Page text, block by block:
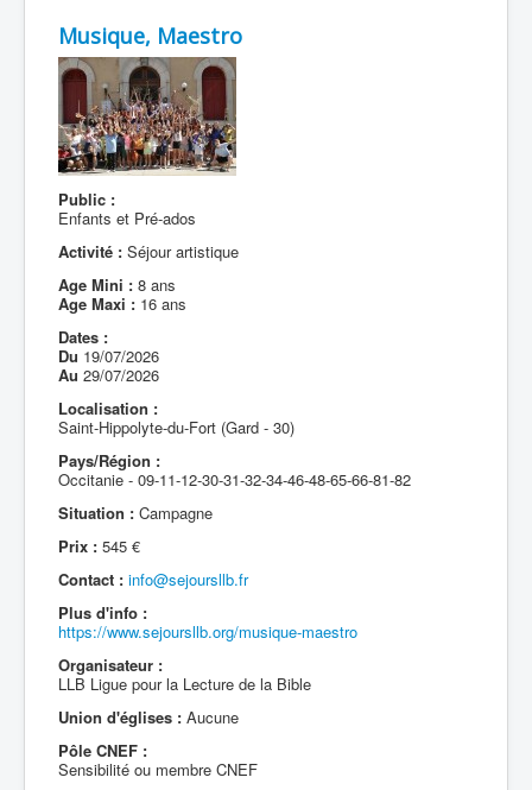
Musique, Maestro
Public :
Enfants et Pré-ados
Activité : Séjour artistique
Age Mini : 8 ans
Age Maxi : 16 ans
Dates :
Du 19/07/2026
Au 29/07/2026
Localisation :
Saint-Hippolyte-du-Fort (Gard - 30)
Pays/Région :
Occitanie - 09-11-12-30-31-32-34-46-48-65-66-81-82
Situation : Campagne
Prix : 545 €
Contact : info@sejoursllb.fr
Plus d'info :
https://www.sejoursllb.org/musique-maestro
Organisateur :
LLB Ligue pour la Lecture de la Bible
Union d'églises : Aucune
Pôle CNEF :
Sensibilité ou membre CNEF